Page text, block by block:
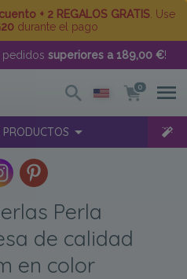
+ 2 REGALOS GRATIS . Use
durante el pago
pedidos superiores a 189,00 €!
0
Perla
de calidad
en color